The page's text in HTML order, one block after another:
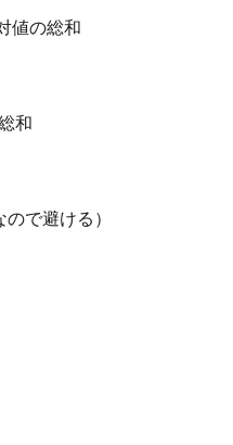
値の総和
和
で避ける）